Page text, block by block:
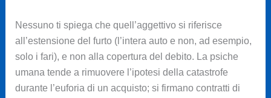
Nessuno ti spiega che quell’aggettivo si riferisce
all’estensione del furto (l’intera auto e non, ad esempio,
solo i fari), e non alla copertura del debito. La psiche
umana tende a rimuovere l’ipotesi della catastrofe
durante l’euforia di un acquisto; si firmano contratti di